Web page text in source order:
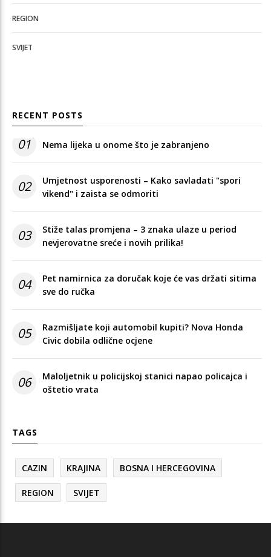
REGION
SVIJET
RECENT POSTS
01 Nema lijeka u onome što je zabranjeno
02
Umjetnost usporenosti – Kako savladati "spori
vikend" i zaista se odmoriti
03
Stiže talas promjena – 3 znaka ulaze u period
nevjerovatne sreće i novih prilika!
04
Pet namirnica za doručak koje će vas držati sitima
sve do ručka
05
Razmišljate koji automobil kupiti? Nova Honda
Civic dobila odlične ocjene
06
Maloljetnik u policijskoj stanici napao policajca i
oštetio vrata
TAGS
CAZIN KRAJINA BOSNA I HERCEGOVINA
REGION SVIJET